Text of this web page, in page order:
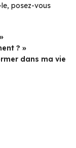
posez-vous
? »
dans ma vie